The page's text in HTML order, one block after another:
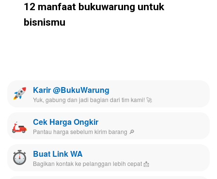
12 manfaat bukuwarung untuk
bisnismu
Karir @BukuWarung
Yuk, gabung dan jadi bagian dari tim kami! 🚀
Cek Harga Ongkir
Pantau harga sebelum kirim barang 🔎
Buat Link WA
Bagikan kontak ke pelanggan lebih cepat 📩